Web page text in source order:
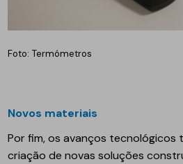
Foto: Termómetros
Novos materiais
Por fim, os avanços tecnológicos
criação de novas soluções